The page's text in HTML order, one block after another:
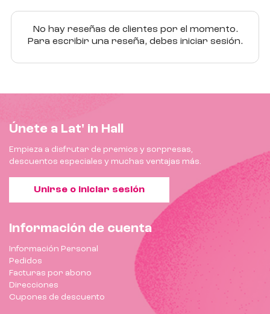
No hay reseñas de clientes por el momento.
Para escribir una reseña, debes iniciar sesión.
Únete a Lat' in Hall
Empieza a disfrutar de premios y sorpresas,
descuentos especiales y muchas ventajas más.
Unirse o iniciar sesión
Información de cuenta
Información Personal
Pedidos
Facturas por abono
Direcciones
Cupones de descuento